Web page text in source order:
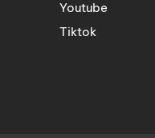
Youtube
Tiktok